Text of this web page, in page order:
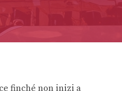
finché non inizi a